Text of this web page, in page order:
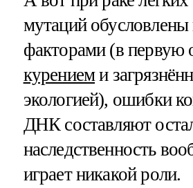
мутаций
факторами (в первую
курениеми
экологией), ошибки
ДНК составляют
наследственность
играет никакой роли.